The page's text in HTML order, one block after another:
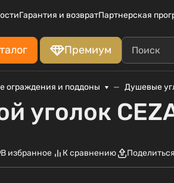
Гарантия и возвратПартнерская
Премиум
ограждения и поддоны Душевые
уголок
В избранное К сравнению Поделиться